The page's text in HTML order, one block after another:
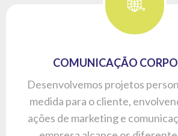
COMUNICAÇÃO
Desenvolvemos projetos
medida para o cliente,
ações de marketing e